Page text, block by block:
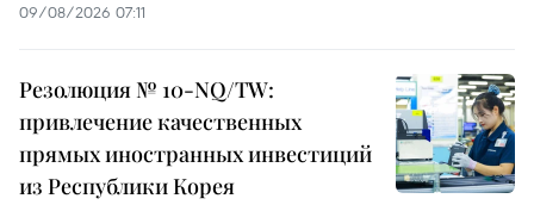
09/08/2026 07:11
Резолюция № 10-NQ/TW:
привлечение качественных
прямых иностранных инвестиций
из Республики Корея